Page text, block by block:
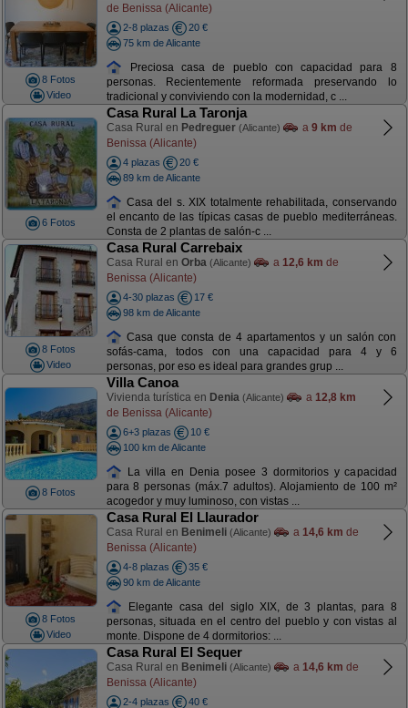
8 Fotos
Video
de Benissa (Alicante)
2-8 plazas
20 €
75 km de Alicante
Preciosa casa de pueblo con capacidad para 8
personas. Recientemente reformada preservando lo
tradicional y conviviendo con la modernidad, c ...
6 Fotos
Casa Rural La Taronja
Casa Rural en Pedreguer (Alicante) a 9 km de
Benissa (Alicante)
4 plazas
20 €
89 km de Alicante
Casa del s. XIX totalmente rehabilitada, conservando
el encanto de las típicas casas de pueblo mediterráneas.
Consta de 2 plantas de salón-c ...
8 Fotos
Video
Casa Rural Carrebaix
Casa Rural en Orba (Alicante) a 12,6 km de
Benissa (Alicante)
4-30 plazas
17 €
98 km de Alicante
Casa que consta de 4 apartamentos y un salón con
sofás-cama, todos con una capacidad para 4 y 6
personas, por eso es ideal para grandes grup ...
8 Fotos
Villa Canoa
Vivienda turística en Denia (Alicante) a 12,8 km
de Benissa (Alicante)
6+3 plazas
10 €
100 km de Alicante
La villa en Denia posee 3 dormitorios y capacidad
para 8 personas (máx.7 adultos). Alojamiento de 100 m²
acogedor y muy luminoso, con vistas ...
8 Fotos
Video
Casa Rural El Llaurador
Casa Rural en Benimeli (Alicante) a 14,6 km de
Benissa (Alicante)
4-8 plazas
35 €
90 km de Alicante
Elegante casa del siglo XIX, de 3 plantas, para 8
personas, situada en el centro del pueblo y con vistas al
monte. Dispone de 4 dormitorios: ...
Casa Rural El Sequer
Casa Rural en Benimeli (Alicante) a 14,6 km de
Benissa (Alicante)
2-4 plazas
40 €